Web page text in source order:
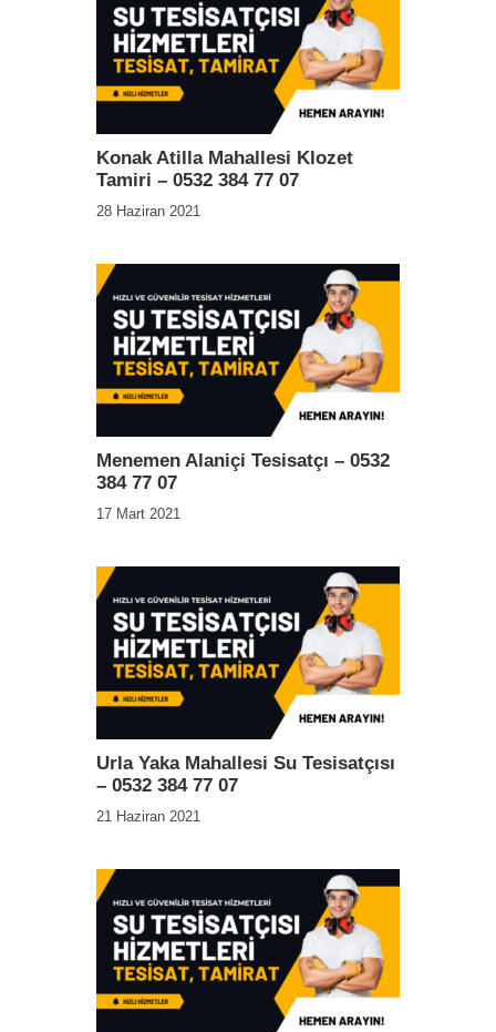
Konak Atilla Mahallesi Klozet
Tamiri – 0532 384 77 07
28 Haziran 2021
Menemen Alaniçi Tesisatçı – 0532
384 77 07
17 Mart 2021
Urla Yaka Mahallesi Su Tesisatçısı
– 0532 384 77 07
21 Haziran 2021